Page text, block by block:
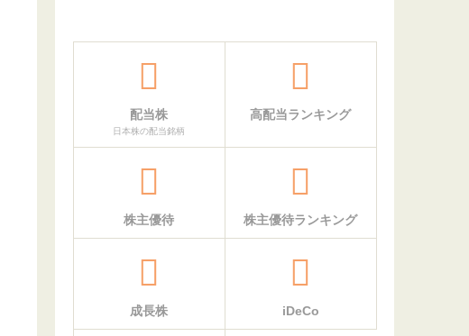
配当株
日本株の配当銘柄
高配当ランキング
株主優待 株主優待ランキング
成長株 iDeCo